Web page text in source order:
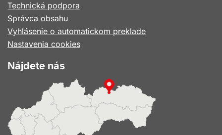
okne
Technická podpora
Správca obsahu
Vyhlásenie o automatickom preklade
Nastavenia cookies
Nájdete nás